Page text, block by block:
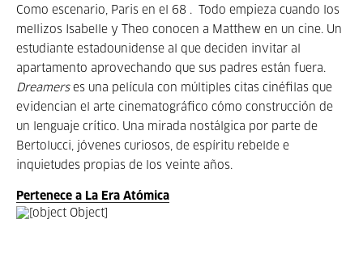
Como escenario, Paris en el 68 . Todo empieza cuando los
mellizos Isabelle y Theo conocen a Matthew en un cine. Un
estudiante estadounidense al que deciden invitar al
apartamento aprovechando que sus padres están fuera.
Dreamers es una película con múltiples citas cinéfilas que
evidencian el arte cinematográfico cómo construcción de
un lenguaje crítico. Una mirada nostálgica por parte de
Bertolucci, jóvenes curiosos, de espíritu rebelde e
inquietudes propias de los veinte años.
Pertenece a La Era Atómica